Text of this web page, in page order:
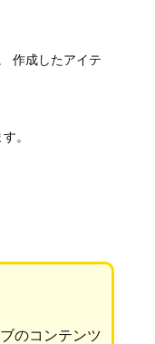
作成したアイテ
。
のコンテンツ